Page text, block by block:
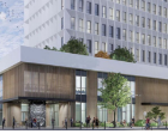
и
управа, иако
користат